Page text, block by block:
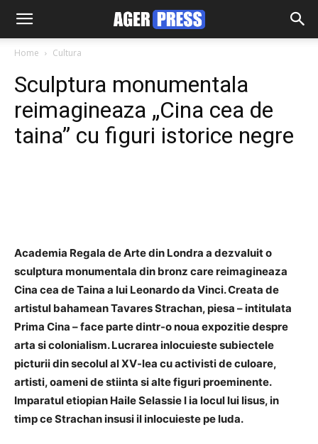
Home Cultura
Sculptura monumentala
reimagineaza „Cina cea de
taina” cu figuri istorice negre
Academia Regala de Arte din Londra a dezvaluit o
sculptura monumentala din bronz care reimagineaza
Cina cea de Taina a lui Leonardo da Vinci. Creata de
artistul bahamean Tavares Strachan, piesa – intitulata
Prima Cina – face parte dintr-o noua expozitie despre
arta si colonialism. Lucrarea inlocuieste subiectele
picturii din secolul al XV-lea cu activisti de culoare,
artisti, oameni de stiinta si alte figuri proeminente.
Imparatul etiopian Haile Selassie I ia locul lui Iisus, in
timp ce Strachan insusi il inlocuieste pe Iuda.